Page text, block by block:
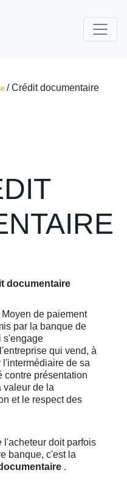
/ Crédit documentaire
documentaire
de paiement
par la banque de
s'engage
qui vend, à
l'intermédiaire de sa
contre présentation
valeur de la
et le respect des
l'acheteur doit parfois
banque, c'est la
.